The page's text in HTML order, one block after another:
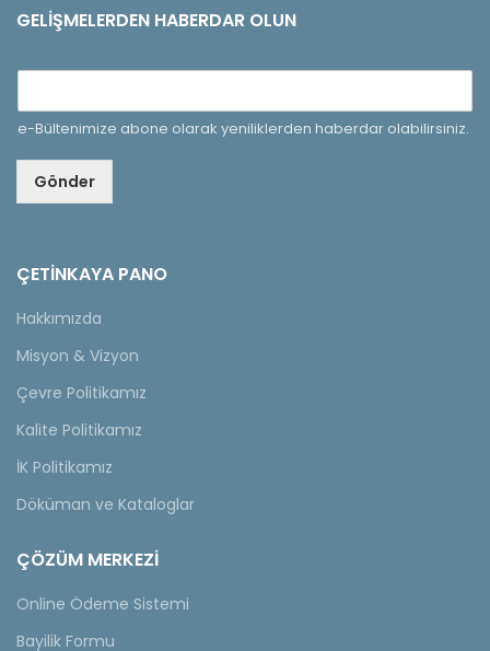
GELIŞMELERDEN HABERDAR OLUN
e-Bültenimize abone olarak yeniliklerden haberdar olabilirsiniz.
Gönder
ÇETINKAYA PANO
Hakkımızda
Misyon & Vizyon
Çevre Politikamız
Kalite Politikamız
İK Politikamız
Döküman ve Kataloglar
ÇÖZÜM MERKEZİ
Online Ödeme Sistemi
Bayilik Formu